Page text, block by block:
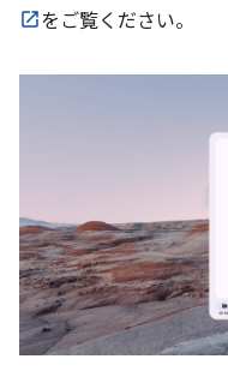
をご覧ください。